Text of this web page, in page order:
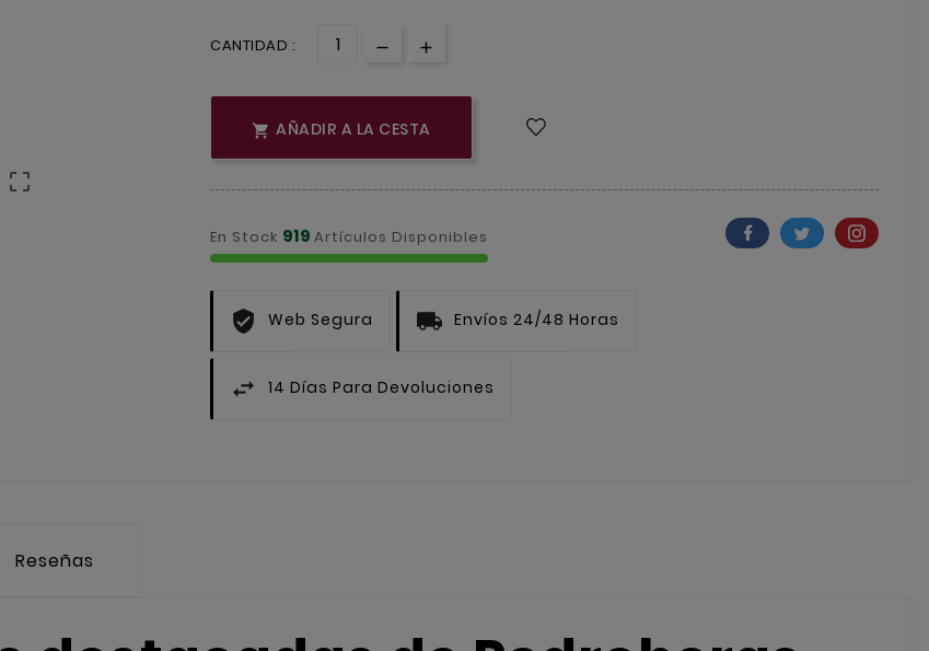

CANTIDAD :
 AÑADIR A LA CESTA
En Stock 919 Artículos Disponibles
Web Segura Envíos 24/48 Horas
14 Días Para Devoluciones
Reseñas